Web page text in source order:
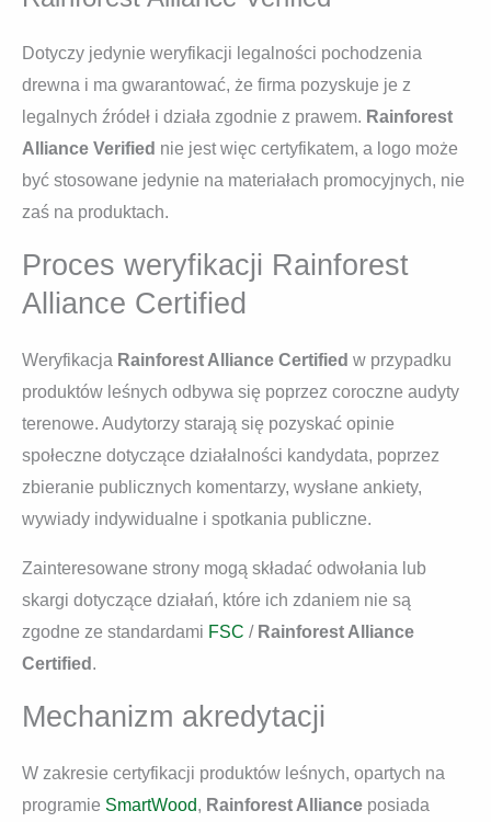
Dotyczy jedynie weryfikacji legalności pochodzenia
drewna i ma gwarantować, że firma pozyskuje je z
legalnych źródeł i działa zgodnie z prawem. Rainforest
Alliance Verified nie jest więc certyfikatem, a logo może
być stosowane jedynie na materiałach promocyjnych, nie
zaś na produktach.
Proces weryfikacji Rainforest
Alliance Certified
Weryfikacja Rainforest Alliance Certified w przypadku
produktów leśnych odbywa się poprzez coroczne audyty
terenowe. Audytorzy starają się pozyskać opinie
społeczne dotyczące działalności kandydata, poprzez
zbieranie publicznych komentarzy, wysłane ankiety,
wywiady indywidualne i spotkania publiczne.
Zainteresowane strony mogą składać odwołania lub
skargi dotyczące działań, które ich zdaniem nie są
zgodne ze standardami FSC / Rainforest Alliance
Certified .
Mechanizm akredytacji
W zakresie certyfikacji produktów leśnych, opartych na
programie SmartWood, Rainforest Alliance posiada